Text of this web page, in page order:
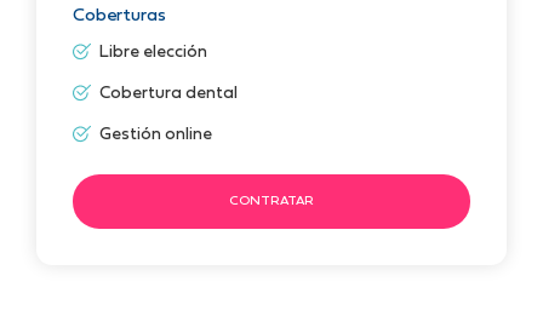
Coberturas
Libre elección
Cobertura dental
Gestión online
CONTRATAR